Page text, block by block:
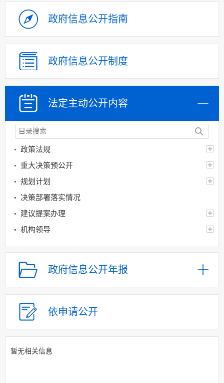
政府信息公开指南
政府信息公开制度
法定主动公开内容
政策法规
重大决策预公开
规划计划
决策部署落实情况
建议提案办理
机构领导
机构设置
人事信息
财政资金
应急管理
乡村振兴（精准脱贫）
整情况
公共服务和中介服务
政府信息公开年报
依申请公开
暂无相关信息